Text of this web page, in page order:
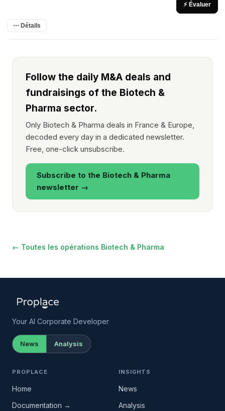
⚡ Évaluer
⋯ Détails
Follow the daily M&A deals and
fundraisings of the Biotech &
Pharma sector.
Only Biotech & Pharma deals in France & Europe,
decoded every day in a dedicated newsletter.
Free, one-click unsubscribe.
Subscribe to the Biotech & Pharma
newsletter →
← Toutes les opérations Biotech & Pharma
Your AI Corporate Developer
News Analysis
PROPLACE
Home
Documentation →
INSIGHTS
News
Analysis